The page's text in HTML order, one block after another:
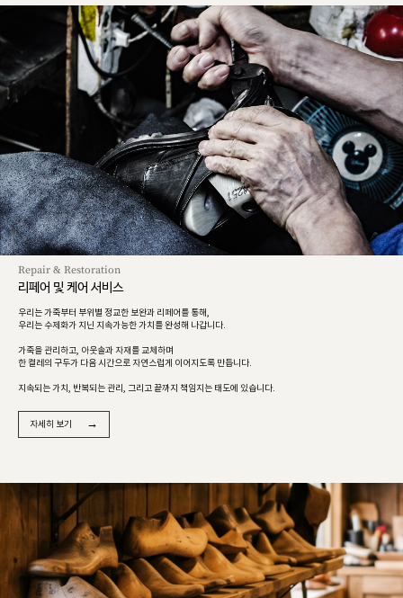
Repair & Restoration
리페어 및 케어 서비스
우리는 가죽부터 부위별 정교한 보완과 리페어를 통해,
우리는 수제화가 지닌 지속가능한 가치를 완성해 나갑니다.
가죽을 관리하고, 아웃솔과 자재를 교체하며
한 켤레의 구두가 다음 시간으로 자연스럽게 이어지도록 만듭니다.
지속되는 가치, 반복되는 관리, 그리고 끝까지 책임지는 태도에 있습니다.
자세히 보기 →